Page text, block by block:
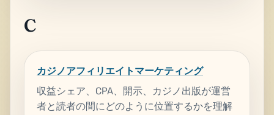
C
カジノアフィリエイトマーケティング
収益シェア、CPA、開示、カジノ出版が運営
者と読者の間にどのように位置するかを理解